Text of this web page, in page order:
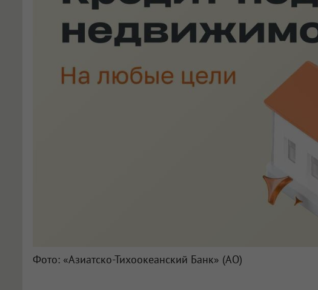
Фото: «Азиатско-Тихоокеанский Банк» (АО)